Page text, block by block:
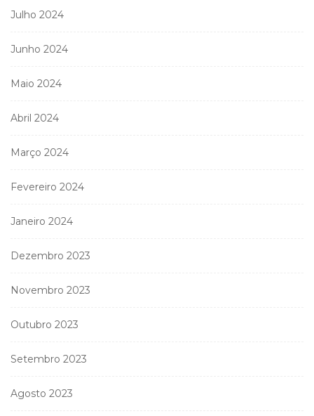
Julho 2024
Junho 2024
Maio 2024
Abril 2024
Março 2024
Fevereiro 2024
Janeiro 2024
Dezembro 2023
Novembro 2023
Outubro 2023
Setembro 2023
Agosto 2023